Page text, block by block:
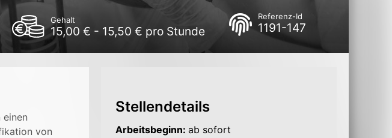
Gehalt
15,00 € - 15,50 € pro Stunde
Referenz-Id
1191-147
von
Stellendetails
Arbeitsbeginn: ab sofort